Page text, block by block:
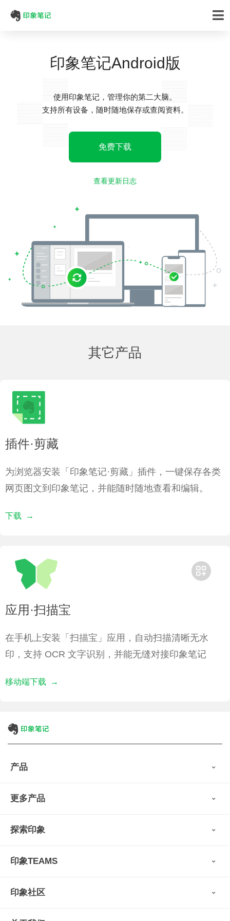
印象笔记Android版
使用印象笔记，管理你的第二大脑。
支持所有设备，随时随地保存或查阅资料。
免费下载
查看更新日志
其它产品
插件·剪藏
为浏览器安装「印象笔记·剪藏」插件，⼀键保存各类
⽹页图文到印象笔记，并能随时随地查看和编辑。
下载 →
应用·扫描宝
在手机上安装「扫描宝」应用，自动扫描清晰无水
印，支持 OCR 文字识别，并能无缝对接印象笔记
移动端下载 →
产品
会员权益
印象笔记·剪藏
更多产品
印象图记
墨笔
扫描宝
收藏家
探索印象
用户故事
视频教程
帮助支持
印象TEAMS
申请试用
印象社区